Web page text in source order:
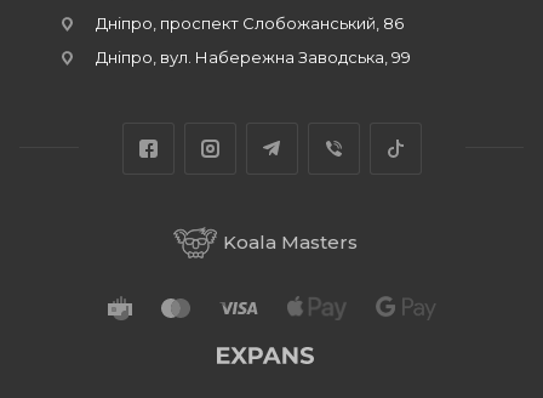
Дніпро, проспект Слобожанський, 86
Дніпро, вул. Набережна Заводська, 99
Koala Masters